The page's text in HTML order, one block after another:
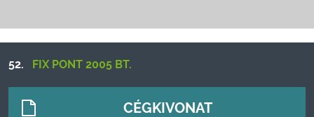
52. FIX PONT 2005 BT.
CÉGKIVONAT